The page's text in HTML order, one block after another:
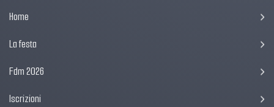
Home
La festa
Fdm 2026
Iscrizioni